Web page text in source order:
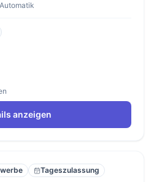
anzeigen
Tageszulassung